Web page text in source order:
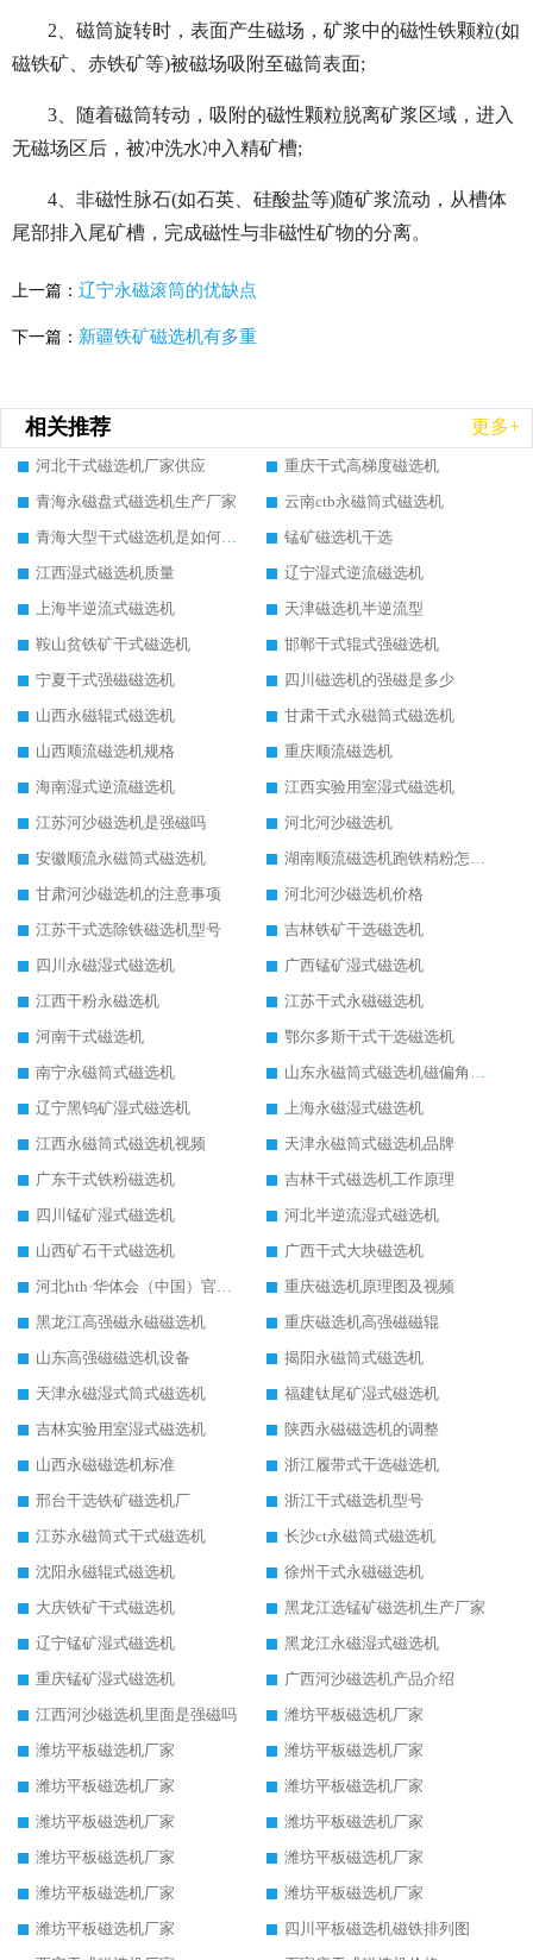
2、磁筒旋转时，表面产生磁场，矿浆中的磁性铁颗粒(如
磁铁矿、赤铁矿等)被磁场吸附至磁筒表面;
3、随着磁筒转动，吸附的磁性颗粒脱离矿浆区域，进入
无磁场区后，被冲洗水冲入精矿槽;
4、非磁性脉石(如石英、硅酸盐等)随矿浆流动，从槽体
尾部排入尾矿槽，完成磁性与非磁性矿物的分离。
上一篇： 辽宁永磁滚筒的优缺点
下一篇： 新疆铁矿磁选机有多重
相关推荐 更多+
河北干式磁选机厂家供应
重庆干式高梯度磁选机
青海永磁盘式磁选机生产厂家
云南ctb永磁筒式磁选机
青海大型干式磁选机是如何选矿的
锰矿磁选机干选
江西湿式磁选机质量
辽宁湿式逆流磁选机
上海半逆流式磁选机
天津磁选机半逆流型
鞍山贫铁矿干式磁选机
邯郸干式辊式强磁选机
宁夏干式强磁磁选机
四川磁选机的强磁是多少
山西永磁辊式磁选机
甘肃干式永磁筒式磁选机
山西顺流磁选机规格
重庆顺流磁选机
海南湿式逆流磁选机
江西实验用室湿式磁选机
江苏河沙磁选机是强磁吗
河北河沙磁选机
安徽顺流永磁筒式磁选机
湖南顺流磁选机跑铁精粉怎么处理
甘肃河沙磁选机的注意事项
河北河沙磁选机价格
江苏干式选除铁磁选机型号
吉林铁矿干选磁选机
四川永磁湿式磁选机
广西锰矿湿式磁选机
江西干粉永磁选机
江苏干式永磁磁选机
河南干式磁选机
鄂尔多斯干式干选磁选机
南宁永磁筒式磁选机
山东永磁筒式磁选机磁偏角怎么调整
辽宁黑钨矿湿式磁选机
上海永磁湿式磁选机
江西永磁筒式磁选机视频
天津永磁筒式磁选机品牌
广东干式铁粉磁选机
吉林干式磁选机工作原理
四川锰矿湿式磁选机
河北半逆流湿式磁选机
山西矿石干式磁选机
广西干式大块磁选机
河北hth·华体会（中国）官方网站-hth.com 工作视频
重庆磁选机原理图及视频
黑龙江高强磁永磁磁选机
重庆磁选机高强磁磁辊
山东高强磁磁选机设备
揭阳永磁筒式磁选机
天津永磁湿式筒式磁选机
福建钛尾矿湿式磁选机
吉林实验用室湿式磁选机
陕西永磁磁选机的调整
山西永磁磁选机标准
浙江履带式干选磁选机
邢台干选铁矿磁选机厂
浙江干式磁选机型号
江苏永磁筒式干式磁选机
长沙ct永磁筒式磁选机
沈阳永磁辊式磁选机
徐州干式永磁磁选机
大庆铁矿干式磁选机
黑龙江选锰矿磁选机生产厂家
辽宁锰矿湿式磁选机
黑龙江永磁湿式磁选机
重庆锰矿湿式磁选机
广西河沙磁选机产品介绍
江西河沙磁选机里面是强磁吗
潍坊平板磁选机厂家
潍坊平板磁选机厂家
潍坊平板磁选机厂家
潍坊平板磁选机厂家
潍坊平板磁选机厂家
潍坊平板磁选机厂家
潍坊平板磁选机厂家
潍坊平板磁选机厂家
潍坊平板磁选机厂家
潍坊平板磁选机厂家
潍坊平板磁选机厂家
潍坊平板磁选机厂家
四川平板磁选机磁铁排列图